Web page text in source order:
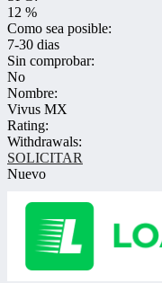
12 %
Como sea posible:
7-30 dias
Sin comprobar:
No
Nombre:
Vivus MX
Rating:
Withdrawals:
SOLICITAR
Nuevo